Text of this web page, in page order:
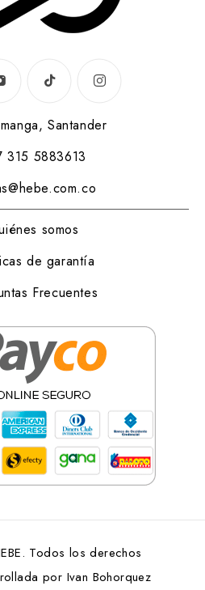
Santander
315 5883613
somos
de garantía
Frecuentes
Todos los derechos
por Ivan Bohorquez